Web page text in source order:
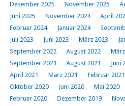
Dezember 2025
November 2025
Juni 2025
November 2024 April
Februar 2024
Januar 2024
Juli 2023
Juni 2023 März 2023
September 2022
August 2022
September 2021
August 2021 Juni
April 2021
März 2021 Februar 2021
Oktober 2020
Juni 2020 Mai 2020
Februar 2020
Dezember 2019